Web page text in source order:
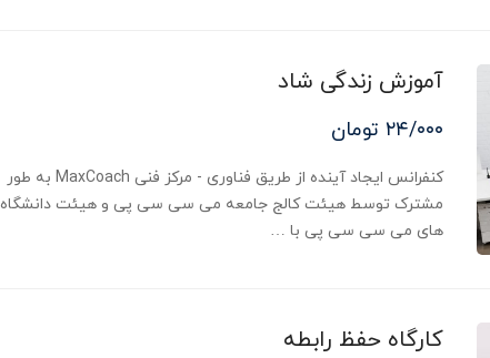
آموزش زندگی شاد
۲۴/۰۰۰ تومان
کنفرانس ایجاد آینده از طریق فناوری - مرکز فنی MaxCoach به طور
مشترک توسط هیئت کالج جامعه می سی سی پی و هیئت دانشگاه
های می سی سی پی با …
کارگاه حفظ رابطه